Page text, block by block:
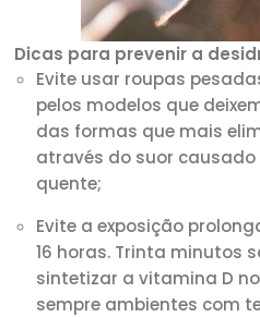
Dicas para prevenir a
Evite usar roupas
pelos modelos que
das formas que mais
através do suor causado
quente;
Evite a exposição
16 horas. Trinta minutos
sintetizar a vitamina D
sempre ambientes com